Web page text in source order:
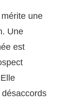
une
Une
est